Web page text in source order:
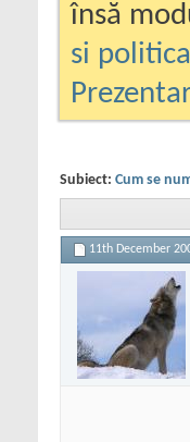
însă
si
Subiect: Cum se
11th December